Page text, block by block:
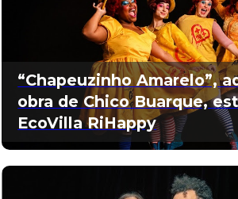
“Chapeuzinho Amarelo”,
obra de Chico Buarque,
EcoVilla RiHappy